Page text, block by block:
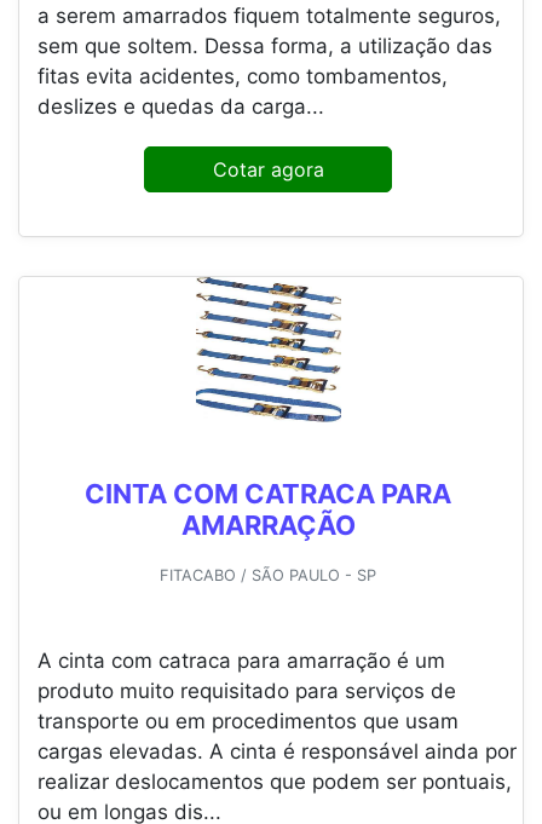
a serem amarrados fiquem totalmente seguros,
sem que soltem. Dessa forma, a utilização das
fitas evita acidentes, como tombamentos,
deslizes e quedas da carga...
Cotar agora
CINTA COM CATRACA PARA
AMARRAÇÃO
FITACABO / SÃO PAULO - SP
A cinta com catraca para amarração é um
produto muito requisitado para serviços de
transporte ou em procedimentos que usam
cargas elevadas. A cinta é responsável ainda por
realizar deslocamentos que podem ser pontuais,
ou em longas dis...